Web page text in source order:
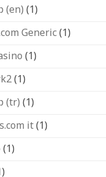
(en) (1)
Generic(1)
(1)
(1)
(tr) (1)
it(1)
(1)